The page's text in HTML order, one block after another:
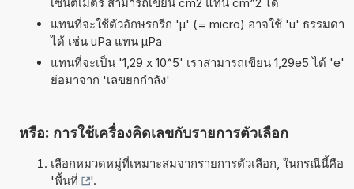
แทนที่จะใช้ตัวอักษรกรีก 'µ' (= micro) อาจใช้ 'u' ธรรมดา
ได้ เช่น uPa แทน µPa
แทนที่จะเป็น '1,29 x 10^5' เราสามารถเขียน 1,29e5 ได้ 'e'
ย่อมาจาก 'เลขยกกำลัง'
หรือ: การใช้เครื่องคิดเลขกับรายการตัวเลือก
เลือกหมวดหมู่ที่เหมาะสมจากรายการตัวเลือก, ในกรณีนี้คือ
'พื้นที่
'.